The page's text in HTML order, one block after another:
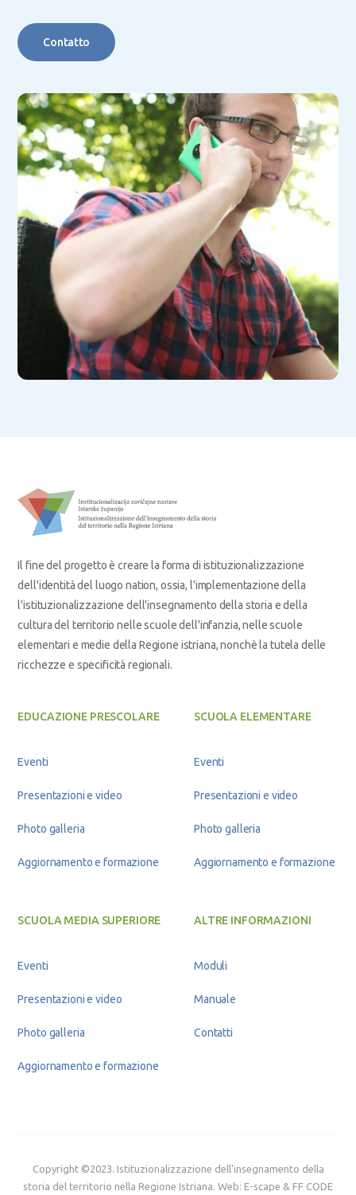
Contatto
Il fine del progetto è creare la forma di istituzionalizzazione
dell'identità del luogo nation, ossia, l'implementazione della
l'istituzionalizzazione dell'insegnamento della storia e della
cultura del territorio nelle scuole dell'infanzia, nelle scuole
elementari e medie della Regione istriana, nonchè la tutela delle
ricchezze e specificità regionali.
EDUCAZIONE PRESCOLARE
Eventi
Presentazioni e video
Photo galleria
Aggiornamento e formazione
SCUOLA ELEMENTARE
Eventi
Presentazioni e video
Photo galleria
Aggiornamento e formazione
SCUOLA MEDIA SUPERIORE
Eventi
Presentazioni e video
Photo galleria
Aggiornamento e formazione
ALTRE INFORMAZIONI
Moduli
Manuale
Contatti
Copyright ©2023. Istituzionalizzazione dell'insegnamento della
storia del territorio nella Regione Istriana. Web: E-scape & FF CODE